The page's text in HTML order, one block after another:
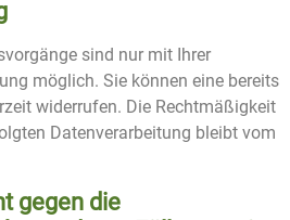
sind nur mit Ihrer
möglich. Sie können eine bereits
widerrufen. Die Rechtmäßigkeit
Datenverarbeitung bleibt vom
gegen die